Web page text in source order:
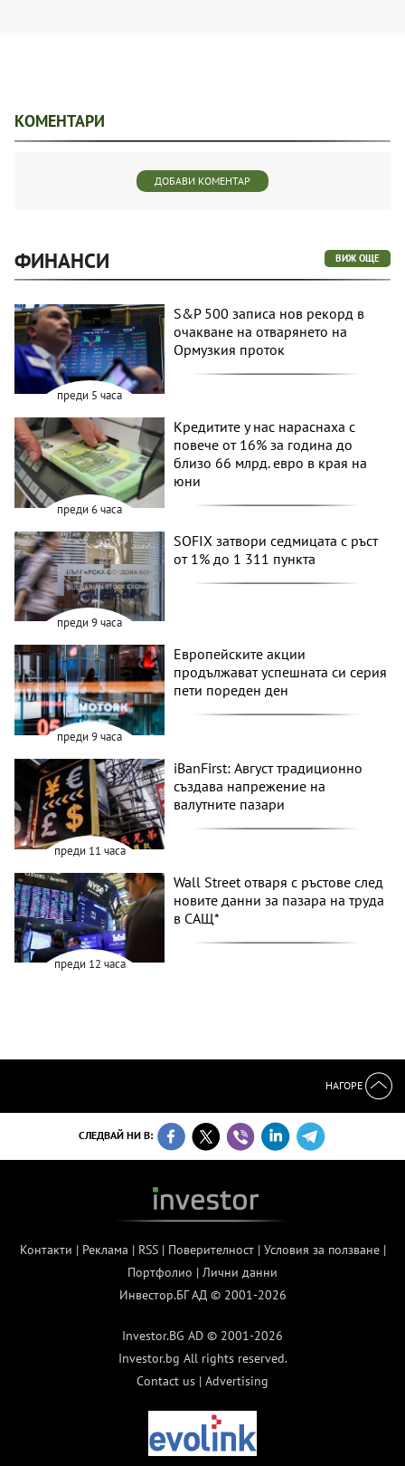
КОМЕНТАРИ
ДОБАВИ КОМЕНТАР
ФИНАНСИ ВИЖ ОЩЕ
преди 5 часа
S&P 500 записа нов рекорд в
очакване на отварянето на
Ормузкия проток
преди 6 часа
Кредитите у нас нараснаха с
повече от 16% за година до
близо 66 млрд. евро в края на
юни
преди 9 часа
SOFIX затвори седмицата с ръст
от 1% до 1 311 пункта
преди 9 часа
Европейските акции
продължават успешната си серия
пети пореден ден
преди 11 часа
iBanFirst: Август традиционно
създава напрежение на
валутните пазари
преди 12 часа
Wall Street отваря с ръстове след
новите данни за пазара на труда
в САЩ*
НАГОРЕ
СЛЕДВАЙ НИ В:
Контакти | Реклама | RSS| Поверителност| Условия за ползване|
Портфолио | Лични данни
Инвестор.БГ АД © 2001-2026
Investor.BG AD © 2001-2026
Investor.bg All rights reserved.
Contact us | Advertising